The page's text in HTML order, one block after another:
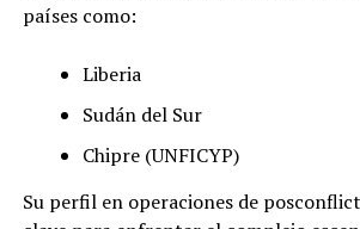
países como:
Liberia
Sudán del Sur
Chipre (UNFICYP)
Su perfil en operaciones de